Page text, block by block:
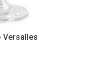
Versalles